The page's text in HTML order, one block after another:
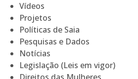
Vídeos
Projetos
Políticas de Saia
Pesquisas e Dados
Notícias
Legislação (Leis em vigor)